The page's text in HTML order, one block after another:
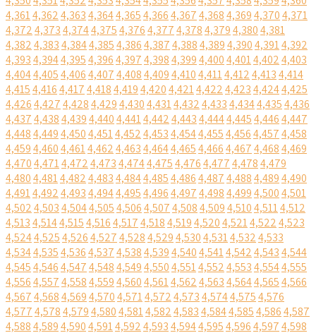
4,3614,3624,3634,3644,3654,3664,3674,3684,3694,3704,371
4,3724,3734,3744,3754,3764,3774,3784,3794,3804,381
4,3824,3834,3844,3854,3864,3874,3884,3894,3904,3914,392
4,3934,3944,3954,3964,3974,3984,3994,4004,4014,4024,403
4,4044,4054,4064,4074,4084,4094,4104,4114,4124,4134,414
4,4154,4164,4174,4184,4194,4204,4214,4224,4234,4244,425
4,4264,4274,4284,4294,4304,4314,4324,4334,4344,4354,436
4,4374,4384,4394,4404,4414,4424,4434,4444,4454,4464,447
4,4484,4494,4504,4514,4524,4534,4544,4554,4564,4574,458
4,4594,4604,4614,4624,4634,4644,4654,4664,4674,4684,469
4,4704,4714,4724,4734,4744,4754,4764,4774,4784,479
4,4804,4814,4824,4834,4844,4854,4864,4874,4884,4894,490
4,4914,4924,4934,4944,4954,4964,4974,4984,4994,5004,501
4,5024,5034,5044,5054,5064,5074,5084,5094,5104,5114,512
4,5134,5144,5154,5164,5174,5184,5194,5204,5214,5224,523
4,5244,5254,5264,5274,5284,5294,5304,5314,5324,533
4,5344,5354,5364,5374,5384,5394,5404,5414,5424,5434,544
4,5454,5464,5474,5484,5494,5504,5514,5524,5534,5544,555
4,5564,5574,5584,5594,5604,5614,5624,5634,5644,5654,566
4,5674,5684,5694,5704,5714,5724,5734,5744,5754,576
4,5774,5784,5794,5804,5814,5824,5834,5844,5854,5864,587
4,5884,5894,5904,5914,5924,5934,5944,5954,5964,5974,598